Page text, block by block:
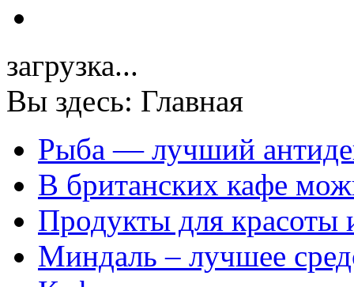
загрузка...
Вы здесь: Главная
Рыба — лучший
В британских кафе
Продукты для красоты
Миндаль – лучшее